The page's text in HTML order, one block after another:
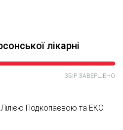
лікарні
ЗБІР ЗАВЕРШЕНО